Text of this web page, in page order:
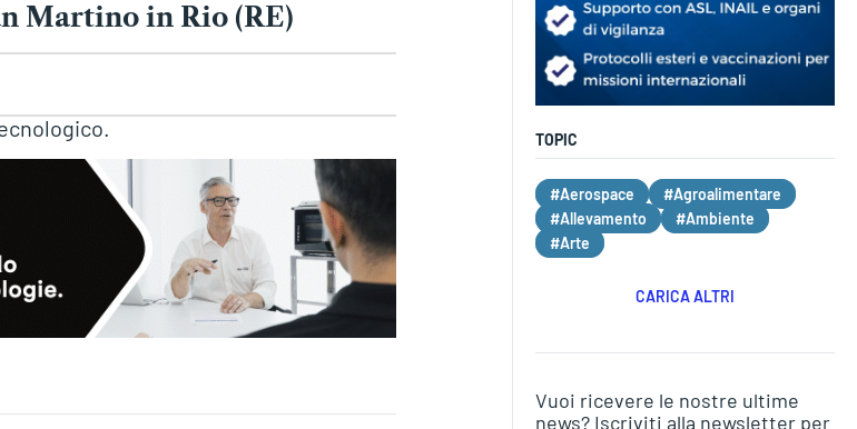
Martino in Rio (RE)
TOPIC
#Aerospace
#Agroalimentare
#Allevamento
#Ambiente
#Arte
CARICA ALTRI
Vuoi ricevere le nostre ultime
news? Iscriviti alla newsletter per